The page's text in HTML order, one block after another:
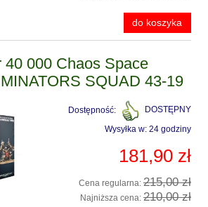
do koszyka
40 000 Chaos Space
SQUAD 43-19
Dostępność:
DOSTĘPNY
Wysyłka w: 24 godziny
181,90 zł
Cena regularna: 215,00 zł
Najniższa cena: 210,00 zł